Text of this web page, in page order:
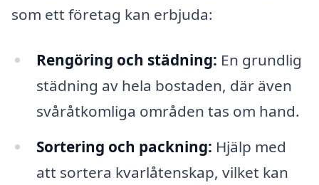
som ett företag kan erbjuda:
Rengöring och städning: En grundlig
städning av hela bostaden, där även
svåråtkomliga områden tas om hand.
Sortering och packning: Hjälp med
att sortera kvarlåtenskap, vilket kan